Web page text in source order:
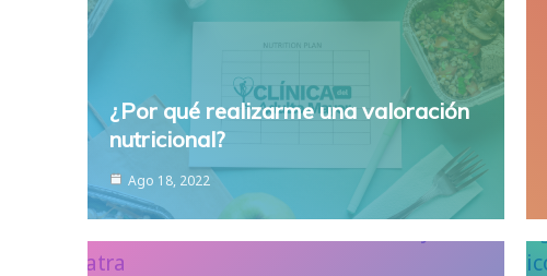
¿Por qué realizarme una valoración
nutricional?
Ago 18, 2022